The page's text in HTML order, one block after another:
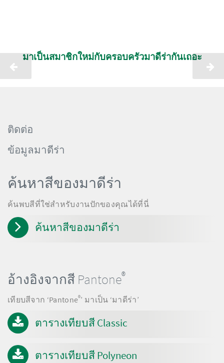
มาเป็นสมาชิกใหม่กับครอบครัวมาดีร่ากันเถอะ
ติดต่อ
ข้อมูลมาดีร่า
ค้นหาสีของมาดีร่า
ค้นพบสีที่ใช่สำหรับงานปักของคุณได้ที่นี่
ค้นหาสีของมาดีร่า
อ้างอิงจากสี Pantone®
เทียบสีจาก ‘Pantone®’ มาเป็น ‘มาดีร่า’
ตารางเทียบสี Classic
ตารางเทียบสี Polyneon